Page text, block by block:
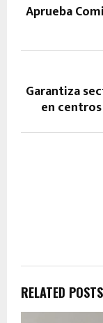
Aprueba
Garantiza
en
RELATED POSTS